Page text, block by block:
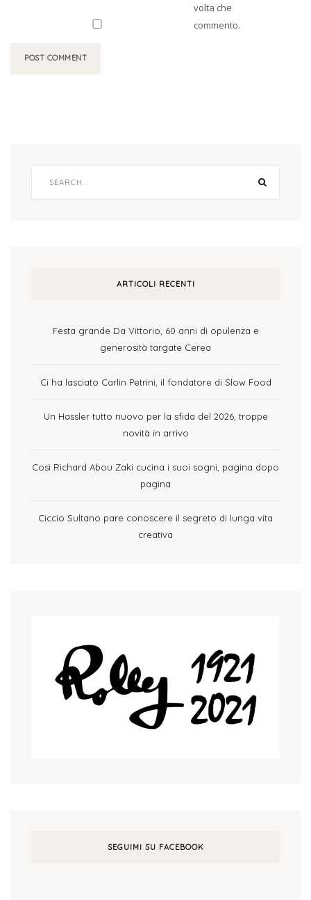
volta che
commento.
ARTICOLI RECENTI
Festa grande Da Vittorio, 60 anni di opulenza e
generosità targate Cerea
Ci ha lasciato Carlin Petrini, il fondatore di Slow Food
Un Hassler tutto nuovo per la sfida del 2026, troppe
novità in arrivo
Così Richard Abou Zaki cucina i suoi sogni, pagina dopo
pagina
Ciccio Sultano pare conoscere il segreto di lunga vita
creativa
SEGUIMI SU FACEBOOK